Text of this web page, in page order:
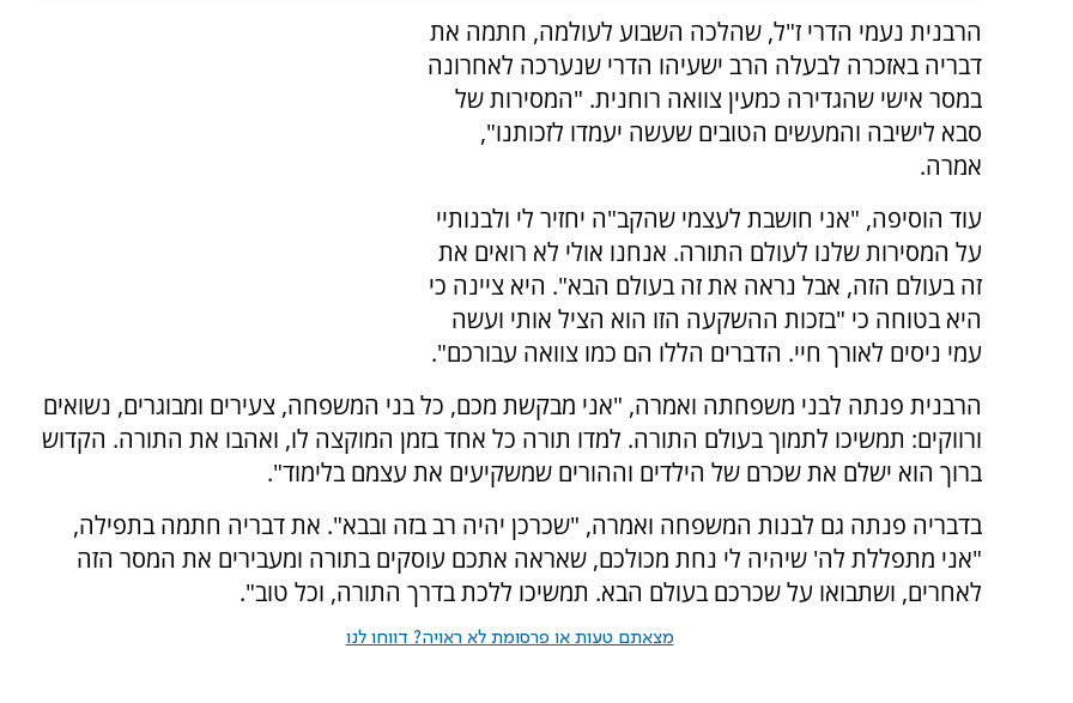
הרבנית נעמי הדרי ז"ל, שהלכה השבוע לעולמה, חתמה את
דבריה באזכרה לבעלה הרב ישעיהו הדרי שנערכה לאחרונה
במסר אישי שהגדירה כמעין צוואה רוחנית. "המסירות של
סבא לישיבה והמעשים הטובים שעשה יעמדו לזכותנו",
אמרה.
עוד הוסיפה, "אני חושבת לעצמי שהקב"ה יחזיר לי ולבנותיי
על המסירות שלנו לעולם התורה. אנחנו אולי לא רואים את
זה בעולם הזה, אבל נראה את זה בעולם הבא". היא ציינה כי
היא בטוחה כי "בזכות ההשקעה הזו הוא הציל אותי ועשה
עמי ניסים לאורך חיי. הדברים הללו הם כמו צוואה עבורכם".
הרבנית פנתה לבני משפחתה ואמרה, "אני מבקשת מכם, כל בני המשפחה, צעירים ומבוגרים, נשואים
ורווקים: תמשיכו לתמוך בעולם התורה. למדו תורה כל אחד בזמן המוקצה לו, ואהבו את התורה. הקדוש
ברוך הוא ישלם את שכרם של הילדים וההורים שמשקיעים את עצמם בלימוד".
בדבריה פנתה גם לבנות המשפחה ואמרה, "שכרכן יהיה רב בזה ובבא". את דבריה חתמה בתפילה,
"אני מתפללת לה' שיהיה לי נחת מכולכם, שאראה אתכם עוסקים בתורה ומעבירים את המסר הזה
לאחרים, ושתבואו על שכרכם בעולם הבא. תמשיכו ללכת בדרך התורה, וכל טוב".
מצאתם טעות או פרסומת לא ראויה? דווחו לנו